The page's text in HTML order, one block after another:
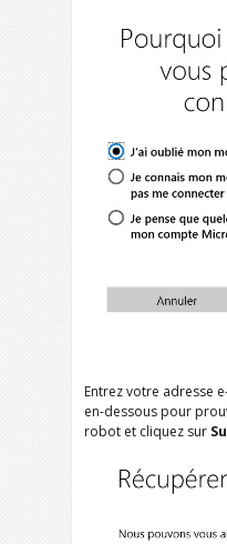
Entrez votre adresse
en-dessous pour
robot et cliquez sur